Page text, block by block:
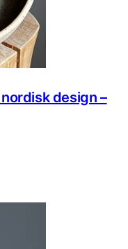
design –